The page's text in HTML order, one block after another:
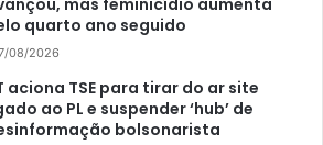
mas feminicídio aumenta
quarto ano seguido
08/2026
aciona TSE para tirar do ar site
ao PL e suspender ‘hub’ de
bolsonarista